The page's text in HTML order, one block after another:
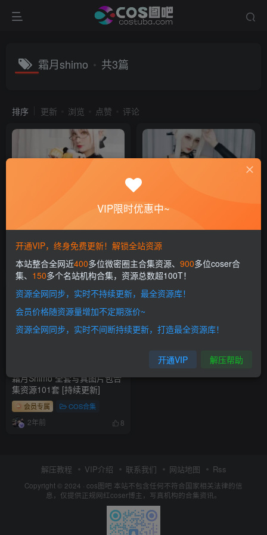
霜月shimo 共3篇
排序 更新 浏览 点赞 评论
包合集资源[持续更新]
会员专属 COS合集
2年前 11
包合集资源[持续更新]
会员专属
2年前
霜月Shimo 全套写真图片包合
集资源101套 [持续更新]
会员专属 COS合集
2年前 8
解压教程 VIP介绍 联系我们 网站地图 Rss
Copyright © 2024 · cos图吧 本站不包含任何不符合国家相关法律的信
息，仅提供正规网红coser博主，写真机构的合集资讯。
VIP限时优惠中~
开通VIP，终身免费更新！解锁全站资源
本站整合全网近400多位微密圈主合集资源、 900多位coser合
集、 150多个名站机构合集，资源总数超100T！
资源全网同步，实时不持续更新，最全资源库！
会员价格随资源量增加不定期涨价~
资源全网同步，实时不间断持续更新，打造最全资源库！
开通VIP 解压帮助